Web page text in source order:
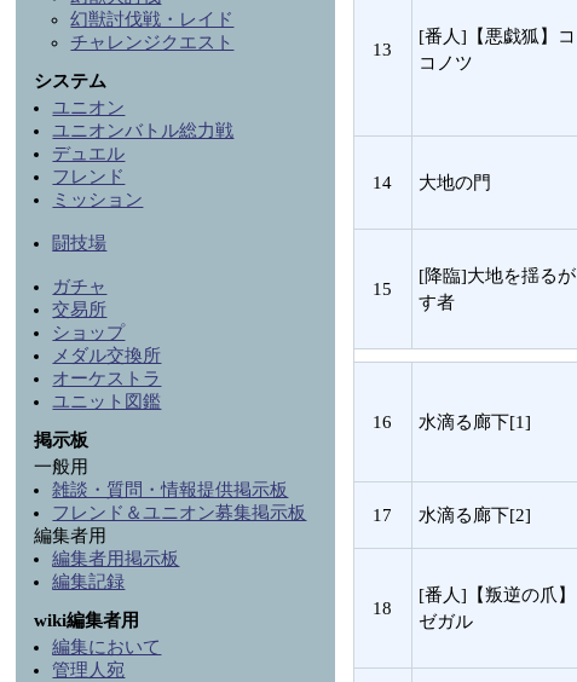
13
[番人]【悪戯狐】コ
コノツ
14 大地の門
15
[降臨]大地を揺るが
す者
16 水滴る廊下[1]
17 水滴る廊下[2]
18
[番人]【叛逆の爪】
ゼガル
幻獣討伐戦・レイド
チャレンジクエスト
システム
ユニオン
ユニオンバトル総力戦
デュエル
フレンド
ミッション
闘技場
ガチャ
交易所
ショップ
メダル交換所
オーケストラ
ユニット図鑑
掲示板
一般用
雑談・質問・情報提供掲示板
フレンド＆ユニオン募集掲示板
編集者用
編集者用掲示板
編集記録
wiki編集者用
編集において
管理人宛